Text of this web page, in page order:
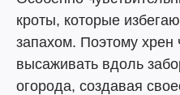
кроты, которые
запахом. Поэтому хрен
высаживать вдоль
огорода, создавая